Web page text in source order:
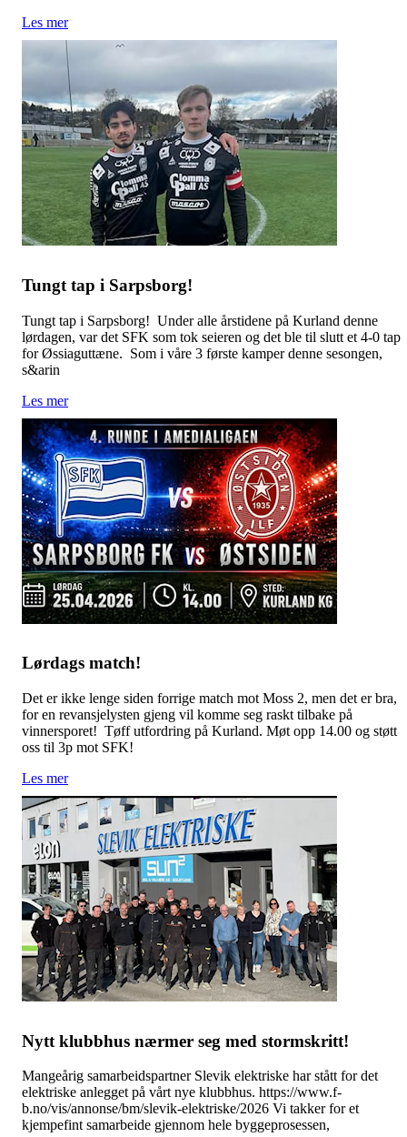
Les mer
Tungt tap i Sarpsborg!
Tungt tap i Sarpsborg! Under alle årstidene på Kurland denne
lørdagen, var det SFK som tok seieren og det ble til slutt et 4-0 tap
for Øssiaguttæne. Som i våre 3 første kamper denne sesongen,
s&arin
Les mer
Lørdags match!
Det er ikke lenge siden forrige match mot Moss 2, men det er bra,
for en revansjelysten gjeng vil komme seg raskt tilbake på
vinnersporet! Tøff utfordring på Kurland. Møt opp 14.00 og støtt
oss til 3p mot SFK!
Les mer
Nytt klubbhus nærmer seg med stormskritt!
Mangeårig samarbeidspartner Slevik elektriske har stått for det
elektriske anlegget på vårt nye klubbhus. https://www.f-
b.no/vis/annonse/bm/slevik-elektriske/2026 Vi takker for et
kjempefint samarbeide gjennom hele byggeprosessen,